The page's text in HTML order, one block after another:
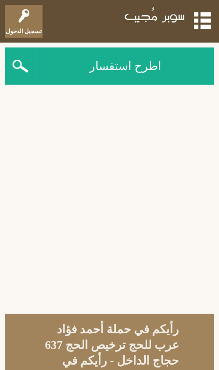
تسجيل الدخول
اطرح استفسار
رأيكم في حملة أحمد فؤاد
عرب للحج ترخيص الحج 637
حجاج الداخل - رأيكم في